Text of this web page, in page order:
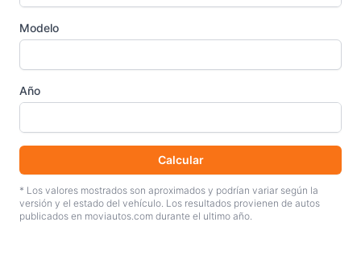
Modelo
Año
Calcular
* Los valores mostrados son aproximados y podrían variar según la
versión y el estado del vehículo. Los resultados provienen de autos
publicados en moviautos.com durante el ultimo año.